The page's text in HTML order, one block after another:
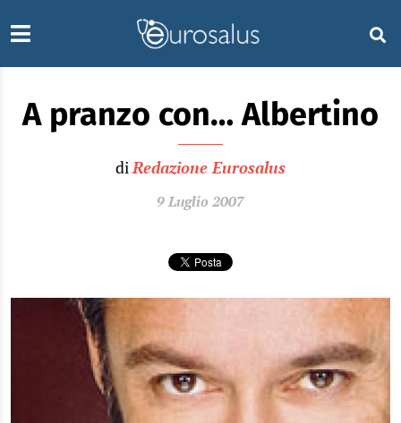
A pranzo con… Albertino
diRedazione Eurosalus
9 Luglio 2007